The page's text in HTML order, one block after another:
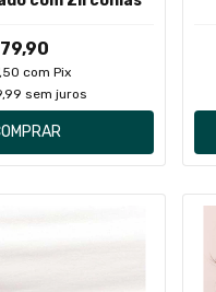
com Pix
sem juros